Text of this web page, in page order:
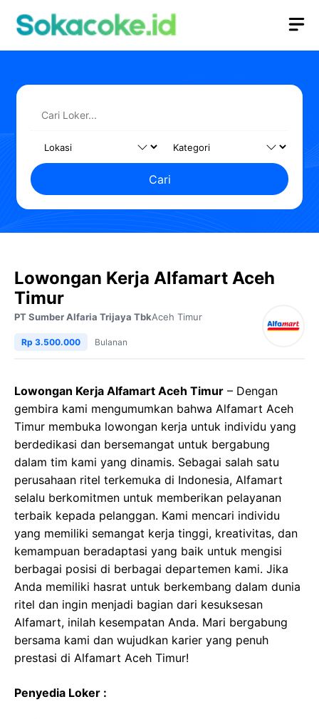
Cari
Lowongan Kerja Alfamart Aceh
Timur
PT Sumber Alfaria Trijaya TbkAceh Timur
Rp 3.500.000 Bulanan
Lowongan Kerja Alfamart Aceh Timur – Dengan
gembira kami mengumumkan bahwa Alfamart Aceh
Timur membuka lowongan kerja untuk individu yang
berdedikasi dan bersemangat untuk bergabung
dalam tim kami yang dinamis. Sebagai salah satu
perusahaan ritel terkemuka di Indonesia, Alfamart
selalu berkomitmen untuk memberikan pelayanan
terbaik kepada pelanggan. Kami mencari individu
yang memiliki semangat kerja tinggi, kreativitas, dan
kemampuan beradaptasi yang baik untuk mengisi
berbagai posisi di berbagai departemen kami. Jika
Anda memiliki hasrat untuk berkembang dalam dunia
ritel dan ingin menjadi bagian dari kesuksesan
Alfamart, inilah kesempatan Anda. Mari bergabung
bersama kami dan wujudkan karier yang penuh
prestasi di Alfamart Aceh Timur!
Penyedia Loker :